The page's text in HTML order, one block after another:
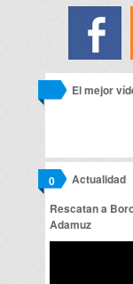
El mejor
Actualidad
0
Rescatan a
Adamuz